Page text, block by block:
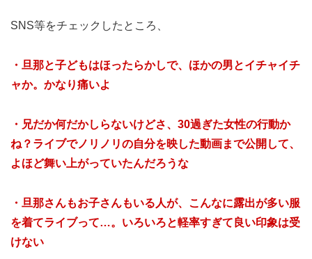
SNS等をチェックしたところ、
・旦那と子どもはほったらかしで、ほかの男とイチャイチ
ャか。かなり痛いよ
・兄だか何だかしらないけどさ、30過ぎた女性の行動か
ね？ライブでノリノリの自分を映した動画まで公開して、
よほど舞い上がっていたんだろうな
・旦那さんもお子さんもいる人が、こんなに露出が多い服
を着てライブって…。いろいろと軽率すぎて良い印象は受
けない